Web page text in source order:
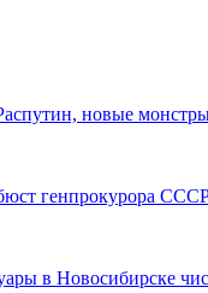
новые монстры
генпрокурора
в Новосибирске